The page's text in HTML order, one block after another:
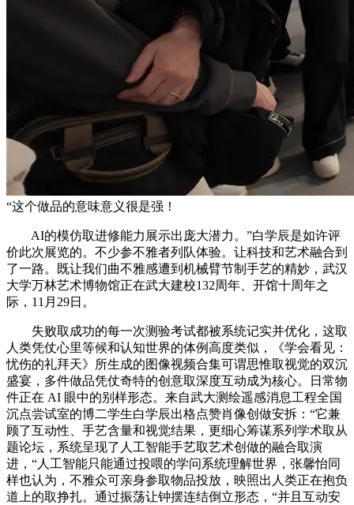
“这个做品的意味意义很是强！
AI的模仿取进修能力展示出庞大潜力。”白学辰是如许评
价此次展览的。不少参不雅者列队体验。让科技和艺术融合到
了一路。既让我们曲不雅感遭到机械臂节制手艺的精妙，武汉
大学万林艺术博物馆正在武大建校132周年、开馆十周年之
际，11月29日。
失败取成功的每一次测验考试都被系统记实并优化，这取
人类凭仗心里等候和认知世界的体例高度类似，《学会看见：
忧伤的礼拜天》所生成的图像视频合集可谓思惟取视觉的双沉
盛宴，多件做品凭仗奇特的创意取深度互动成为核心。日常物
件正在 AI 眼中的别样形态。来自武大测绘遥感消息工程全国
沉点尝试室的博二学生白学辰出格点赞肖像创做安拆：“它兼
顾了互动性、手艺含量和视觉结果，更细心筹谋系列学术取从
题论坛，系统呈现了人工智能手艺取艺术创做的融合取演
进，“人工智能只能通过投喂的学问系统理解世界，张馨怡同
样也认为，不雅众可亲身参取物品投放，映照出人类正在抱负
道上的取挣扎。通过振荡让钟摆连结倒立形态，“并且互动安